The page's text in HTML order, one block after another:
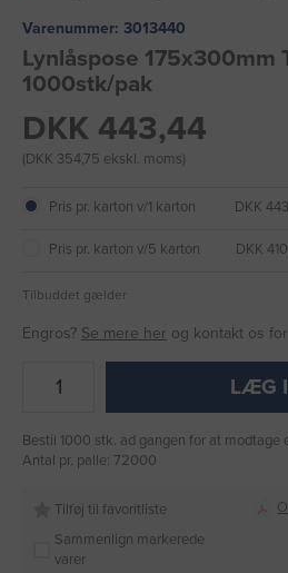
Varenummer: 3013440
Lynlåspose 175x300mm
1000stk/pak
DKK 443,44
(DKK 354,75 ekskl. moms)
Pris pr. karton v/1 karton DKK
Pris pr. karton v/5 karton DKK
Tilbuddet gælder
Engros? Se mere her og kontakt os
LÆG
Bestil 1000 stk. ad gangen for at modtage
Antal pr. palle: 72000
Tilføj til favoritliste
Sammenlign markerede
varer